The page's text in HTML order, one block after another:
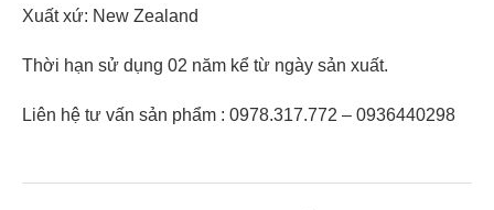
Xuất xứ: New Zealand
Thời hạn sử dụng 02 năm kể từ ngày sản xuất.
Liên hệ tư vấn sản phẩm : 0978.317.772 – 0936440298